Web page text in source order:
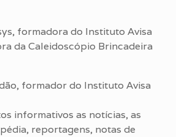
formadora do Instituto Avisa
da Caleidoscópio Brincadeira
formador do Instituto Avisa
informativos as notícias, as
reportagens, notas de